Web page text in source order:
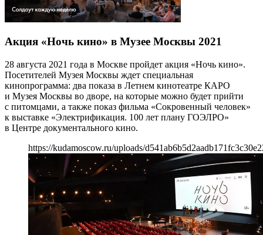
Акция «Ночь кино» в Музее Москвы 2021
28 августа 2021 года в Москве пройдет акция «Ночь кино».
Посетителей Музея Москвы ждет специальная
кинопрограмма: два показа в Летнем кинотеатре КАРО
и Музея Москвы во дворе, на которые можно будет прийти
с питомцами, а также показ фильма «Сокровенный человек»
к выставке «Электрификация. 100 лет плану ГОЭЛРО»
в Центре документального кино.
https://kudamoscow.ru/uploads/